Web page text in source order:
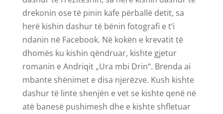
drekonin ose të pinin kafe përballë detit, sa
herë kishin dashur të bënin fotografi e t‘i
ndanin në Facebook. Në kokën e krevatit të
dhomës ku kishin qëndruar, kishte gjetur
romanin e Andriqit „Ura mbi Drin“. Brenda ai
mbante shënimet e disa njerëzve. Kush kishte
dashur të linte shenjën e vet se kishte qenë në
atë banesë pushimesh dhe e kishte shfletuar